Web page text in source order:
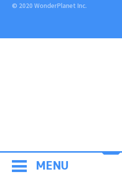
MENU
© 2020 WonderPlanet Inc.